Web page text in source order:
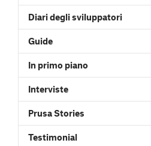
Diari degli sviluppatori
Guide
In primo piano
Interviste
Prusa Stories
Testimonial